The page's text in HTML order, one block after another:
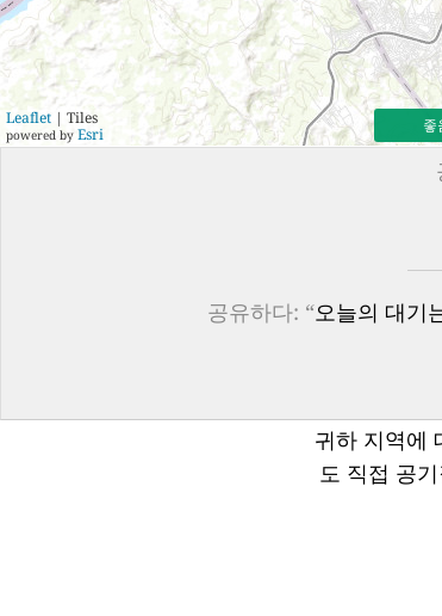
Leaflet | Tiles
powered by Esri 좋
공유하다: “오늘의 대기
귀하 지역에
도 직접 공